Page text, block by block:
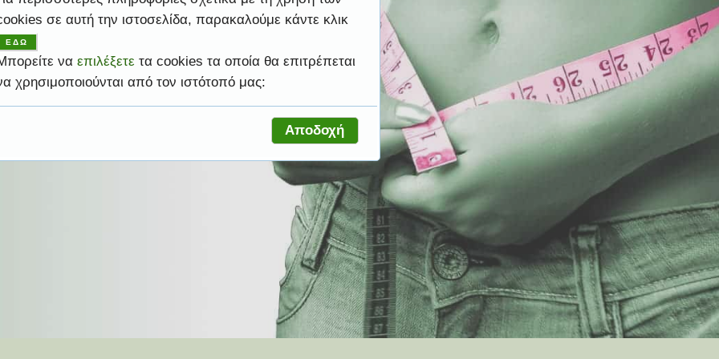
σας ανάγκη.
υπηρεσίες ώστε να σας βοηθήσει να
σας ανάγκη.
σε αυτή την ιστοσελίδα, παρακαλούμε κάντε κλικ
ΕΔΩ
να επιλέξετε τα cookies τα οποία θα επιτρέπεται
χρησιμοποιούνται από τον ιστότοπό μας:
Αποδοχή